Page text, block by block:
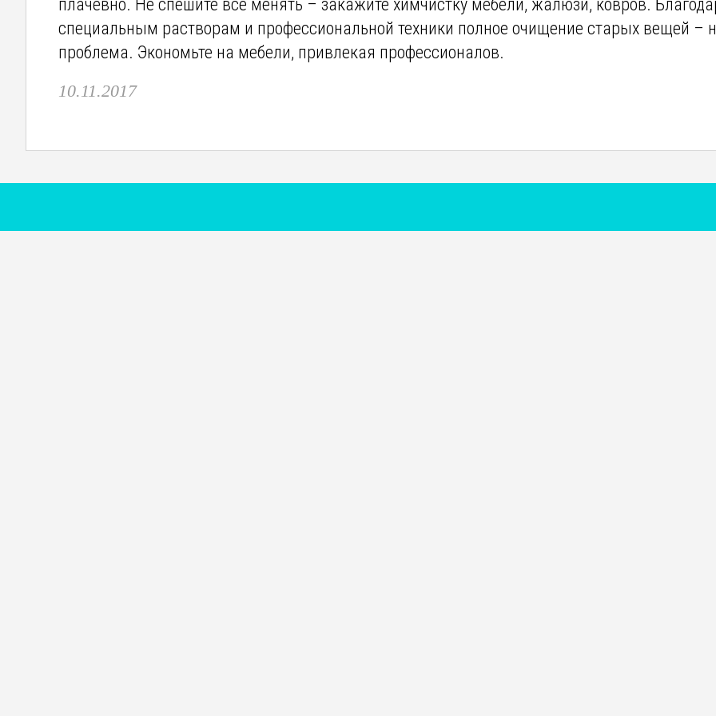
плачевно. Не спешите все менять – закажите химчистку мебели, жалюзи, ковров.
специальным растворам и профессиональной техники полное очищение старых вещей –
проблема. Экономьте на мебели, привлекая профессионалов.
10.11.2017